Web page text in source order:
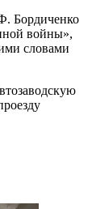
Бордиченко
войны»,
словами